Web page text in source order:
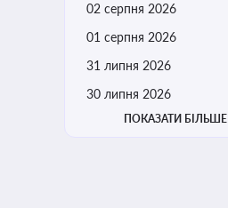
02 серпня 2026
01 серпня 2026
31 липня 2026
30 липня 2026
ПОКАЗАТИ БІЛЬШЕ